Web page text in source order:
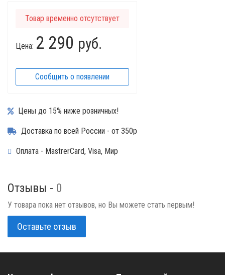
Товар временно отсутствует
Цена: 2 290 руб.
Сообщить о появлении
Цены до 15% ниже розничных!
Доставка по всей России - от 350р
Оплата - MastrerCard, Visa, Мир
Отзывы - 0
У товара пока нет отзывов, но Вы можете стать первым!
Оставьте отзыв